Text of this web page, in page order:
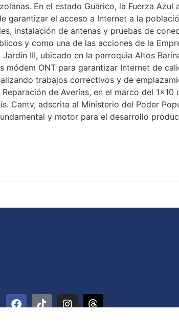
En el estado Guárico, la Fuerza
garantizar el acceso a Internet a la
instalación de antenas y pruebas de
y como una de las acciones de la
III, ubicado en la parroquia Altos
ONT para garantizar Internet de
trabajos correctivos y de
de Averías, en el marco del
Cantv, adscrita al Ministerio del Poder
y motor para el desarrollo